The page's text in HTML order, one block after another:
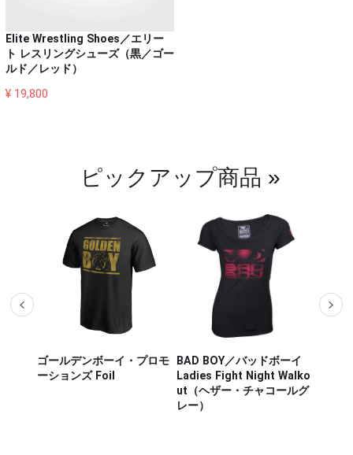
Elite Wrestling Shoes／エリー
ト レスリングシューズ（黒／ゴー
ルド／レッド）
¥ 19,800
ピックアップ商品 »
ゴールデンボーイ・プロモ
ーションズ Foil
BAD BOY／バッドボーイ
Ladies Fight Night Walko
ut（ヘザー・チャコールグ
レー）